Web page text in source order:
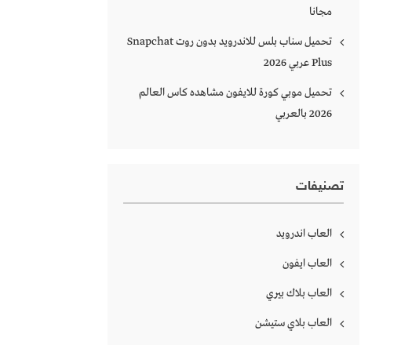
مجانا
تحميل سناب بلس للاندرويد بدون روت Snapchat
Plus‏ عربي 2026
تحميل موبي كورة للايفون مشاهده كاس العالم
2026 بالعربي
تصنيفات
العاب اندرويد
العاب ايفون
العاب بلاك بيري
العاب بلاي ستيشن